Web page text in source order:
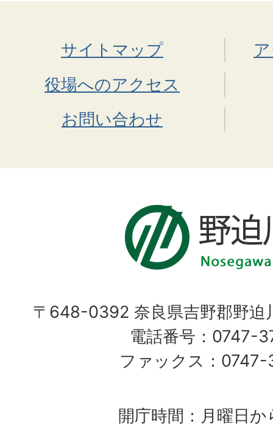
サイトマップ
役場へのアクセス
お問い合わせ
〒648-0392 奈良県吉野郡野迫
電話番号：0747-
ファックス：
開庁時間：月曜日か